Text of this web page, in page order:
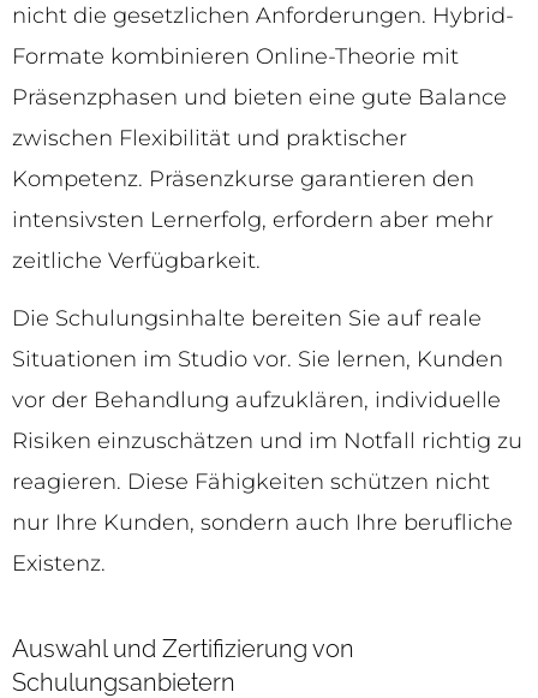
nicht die gesetzlichen Anforderungen. Hybrid-
Formate kombinieren Online-Theorie mit
Präsenzphasen und bieten eine gute Balance
zwischen Flexibilität und praktischer
Kompetenz. Präsenzkurse garantieren den
intensivsten Lernerfolg, erfordern aber mehr
zeitliche Verfügbarkeit.
Die Schulungsinhalte bereiten Sie auf reale
Situationen im Studio vor. Sie lernen, Kunden
vor der Behandlung aufzuklären, individuelle
Risiken einzuschätzen und im Notfall richtig zu
reagieren. Diese Fähigkeiten schützen nicht
nur Ihre Kunden, sondern auch Ihre berufliche
Existenz.
Auswahl und Zertifizierung von
Schulungsanbietern